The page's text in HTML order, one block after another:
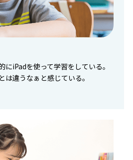
にiPadを使って学習をしている。
は違うなぁと感じている。